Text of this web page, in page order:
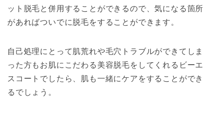
ット脱毛と併用することができるので、気になる箇所
があればついでに脱毛をすることができます。
自己処理にとって肌荒れや毛穴トラブルができてしま
った方もお肌にこだわる美容脱毛をしてくれるビーエ
スコートでしたら、肌も一緒にケアをすることができ
るでしょう。